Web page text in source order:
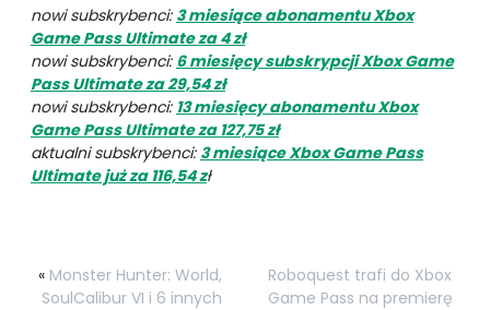
nowi subskrybenci: 3 miesiące abonamentu Xbox
Game Pass Ultimate za 4 zł
nowi subskrybenci: 6 miesięcy subskrypcji Xbox Game
Pass Ultimate za 29,54 zł
nowi subskrybenci: 13 miesięcy abonamentu Xbox
Game Pass Ultimate za 127,75 zł
aktualni subskrybenci: 3 miesiące Xbox Game Pass
Ultimate już za 116,54 zł
« Monster Hunter: World,
SoulCalibur VI i 6 innych
Roboquest trafi do Xbox
Game Pass na premierę